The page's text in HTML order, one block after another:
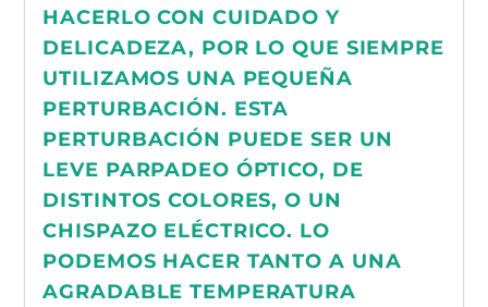
HACERLO CON CUIDADO Y
DELICADEZA, POR LO QUE SIEMPRE
UTILIZAMOS UNA PEQUEÑA
PERTURBACIÓN. ESTA
PERTURBACIÓN PUEDE SER UN
LEVE PARPADEO ÓPTICO, DE
DISTINTOS COLORES, O UN
CHISPAZO ELÉCTRICO. LO
PODEMOS HACER TANTO A UNA
AGRADABLE TEMPERATURA